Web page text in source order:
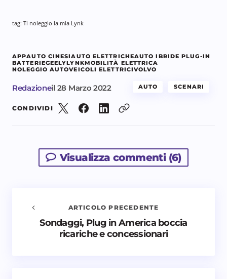
tag: Ti noleggio la mia Lynk
APPAUTO CINESIAUTO ELETTRICHEAUTO IBRIDE PLUG-IN
BATTERIEGEELYLYNKMOBILITÀ ELETTRICA
NOLEGGIO AUTOVEICOLI ELETTRICIVOLVO
Redazioneil 28 Marzo 2022 AUTO SCENARI
CONDIVIDI
Visualizza commenti (6)
Avvisami quando vengono aggiunti nuovi
commenti
ARTICOLO PRECEDENTE
Sondaggi, Plug in America boccia
ricariche e concessionari